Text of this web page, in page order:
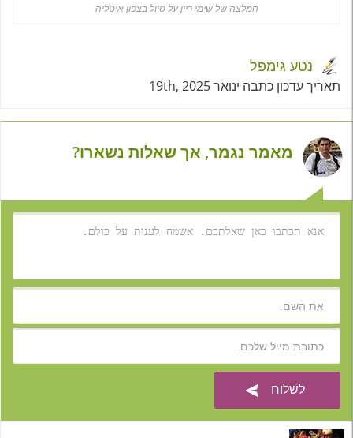
המלצה של שימי ריין על טיול בצפון איטליה
נטע גימפל
תאריך עדכון כתבה ינואר 19th, 2025
מאמר נגמר, אך שאלות נשארו?